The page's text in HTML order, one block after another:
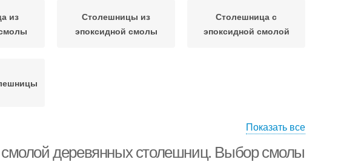
из
Столешницы из
эпоксидной смолы
Столешница с
эпоксидной смолой
Показать все
смолой деревянных столешниц. Выбор смолы